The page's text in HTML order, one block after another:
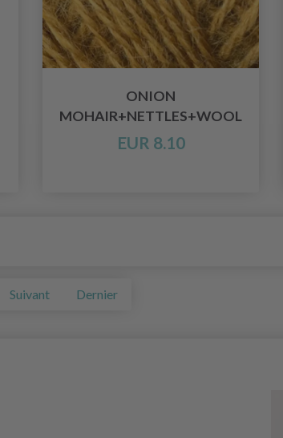
ONION
MOHAIR+NETTLES+WOOL
EUR 8.10
Suivant Dernier